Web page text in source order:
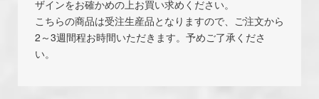
ザインをお確かめの上お買い求めください。
こちらの商品は受注生産品となりますので、ご注文から
2～3週間程お時間いただきます。予めご了承くださ
い。